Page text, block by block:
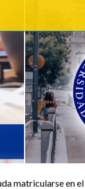
matricularse en el